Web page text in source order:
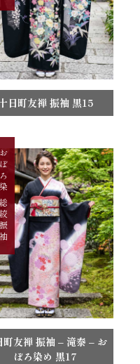
日町友禅 振袖 黒15
おぼろ染 総絞振袖
町友禅 振袖 – 滝泰 – お
ぼろ染め 黒17